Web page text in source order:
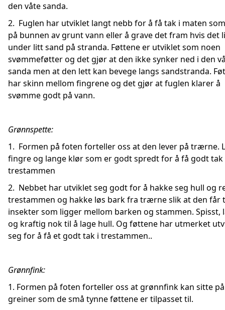
den våte sanda.
2. Fuglen har utviklet langt nebb for å få tak i maten
på bunnen av grunt vann eller å grave det fram hvis det
under litt sand på stranda. Føttene er utviklet som noen
svømmeføtter og det gjør at den ikke synker ned i den
sanda men at den lett kan bevege langs sandstranda.
har skinn mellom fingrene og det gjør at fuglen klarer å
svømme godt på vann.
Grønnspette:
1. Formen på foten forteller oss at den lever på trærne.
fingre og lange klør som er godt spredt for å få godt tak
trestammen
2. Nebbet har utviklet seg godt for å hakke seg hull og
trestammen og hakke løs bark fra trærne slik at den får
insekter som ligger mellom barken og stammen. Spisst,
og kraftig nok til å lage hull. Og føttene har utmerket
seg for å få et godt tak i trestammen..
Grønnfink:
1. Formen på foten forteller oss at grønnfink kan sitte
greiner som de små tynne føttene er tilpasset til.